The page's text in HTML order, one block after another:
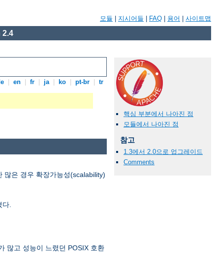
모듈 지시어들 FAQ 용어 사이트맵
2.4
en fr ja ko pt-br tr
핵심 부분에서 나아진 점
모듈에서 나아진 점
참고
1.3에서 2.0으로 업그레이드
Comments
많은 경우 확장가능성(scalability)
.
많고 성능이 느렸던 POSIX 호환